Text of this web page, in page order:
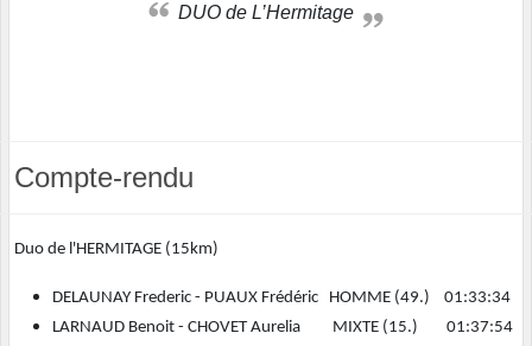
DUO de L’Hermitage
Compte-rendu
Duo de l'HERMITAGE (15km)
DELAUNAY Frederic - PUAUX Frédéric HOMME (49.) 01:33:34
LARNAUD Benoit - CHOVET Aurelia MIXTE (15.) 01:37:54